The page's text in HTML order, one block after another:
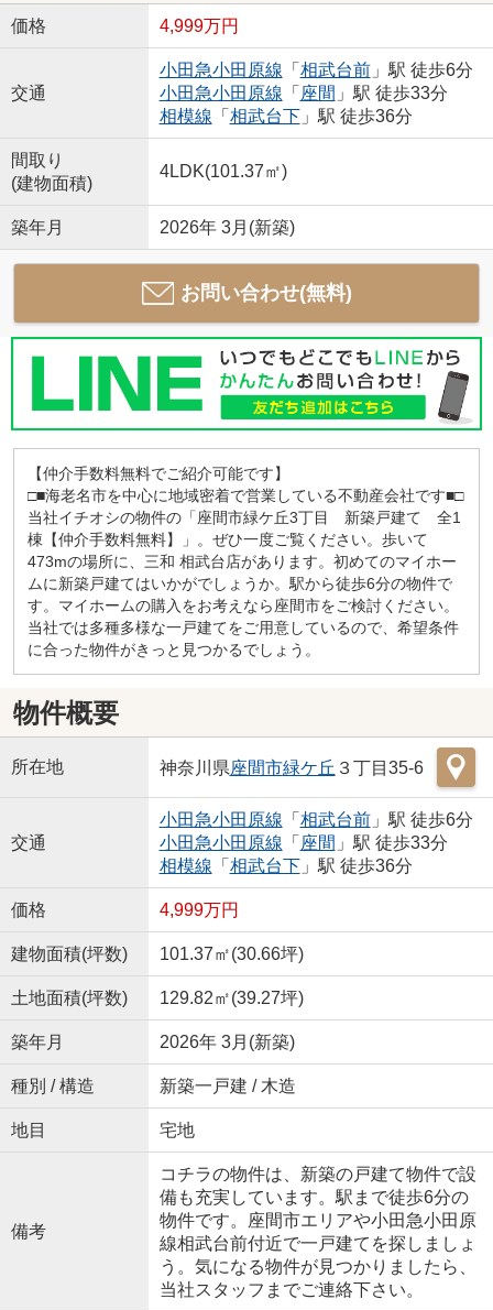
価格 4,999万円
交通
小田急小田原線 「 相武台前」駅 徒歩6分
小田急小田原線 「 座間 」駅 徒歩33分
相模線 「 相武台下」駅 徒歩36分
間取り
(建物面積)
4LDK(101.37㎡)
築年月 2026年 3月(新築)
お問い合わせ(無料)
【仲介手数料無料でご紹介可能です】
□■海老名市を中心に地域密着で営業している不動産会社です■□
当社イチオシの物件の「座間市緑ケ丘3丁目 新築戸建て 全1
棟【仲介手数料無料】」。ぜひ一度ご覧ください。歩いて
473mの場所に、三和 相武台店があります。初めてのマイホー
ムに新築戸建てはいかがでしょうか。駅から徒歩6分の物件で
す。マイホームの購入をお考えなら座間市をご検討ください。
当社では多種多様な一戸建てをご用意しているので、希望条件
に合った物件がきっと見つかるでしょう。
物件概要
所在地 神奈川県座間市緑ケ丘 ３丁目35-6
交通
小田急小田原線 「 相武台前」駅 徒歩6分
小田急小田原線 「 座間 」駅 徒歩33分
相模線 「 相武台下」駅 徒歩36分
価格 4,999万円
建物面積(坪数) 101.37㎡(30.66坪)
土地面積(坪数) 129.82㎡(39.27坪)
築年月 2026年 3月(新築)
種別 / 構造 新築一戸建 / 木造
地目 宅地
備考
コチラの物件は、新築の戸建て物件で設
備も充実しています。駅まで徒歩6分の
物件です。座間市エリアや小田急小田原
線相武台前付近で一戸建てを探しましょ
う。気になる物件が見つかりましたら、
当社スタッフまでご連絡下さい。